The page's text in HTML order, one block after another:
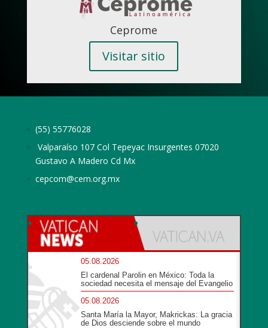
Ceprome
Visitar sitio
(55) 55776028
Valparaíso 107 Col Tepeyac Insurgentes 07020
Gustavo A Madero Cd Mx
cepcom@cem.org.mx
05.08.2026
El cardenal Parolin en México: Toda la
sociedad necesita el mensaje del Evangelio
05.08.2026
Santa María la Mayor, Makrickas: La gracia
de Dios desciende sobre el mundo